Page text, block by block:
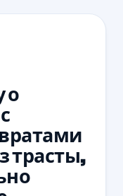
о
трасты,